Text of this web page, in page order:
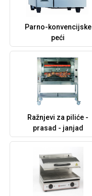
Parno-konvencijske
peći
Ražnjevi za piliće -
prasad - janjad